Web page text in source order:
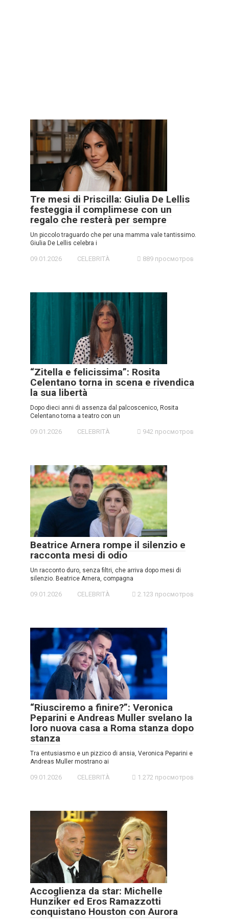
Tre mesi di Priscilla: Giulia De Lellis
festeggia il complimese con un
regalo che resterà per sempre
Un piccolo traguardo che per una mamma vale tantissimo.
Giulia De Lellis celebra i
09.01.2026 CELEBRITÀ 889 просмотров
“Zitella e felicissima”: Rosita
Celentano torna in scena e rivendica
la sua libertà
Dopo dieci anni di assenza dal palcoscenico, Rosita
Celentano torna a teatro con un
09.01.2026 CELEBRITÀ 942 просмотров
Beatrice Arnera rompe il silenzio e
racconta mesi di odio
Un racconto duro, senza filtri, che arriva dopo mesi di
silenzio. Beatrice Arnera, compagna
09.01.2026 CELEBRITÀ 2.123 просмотров
“Riusciremo a finire?”: Veronica
Peparini e Andreas Muller svelano la
loro nuova casa a Roma stanza dopo
stanza
Tra entusiasmo e un pizzico di ansia, Veronica Peparini e
Andreas Muller mostrano ai
09.01.2026 CELEBRITÀ 1.272 просмотров
Accoglienza da star: Michelle
Hunziker ed Eros Ramazzotti
conquistano Houston con Aurora